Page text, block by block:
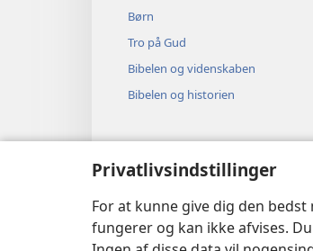
Privatlivsindstillinger
For at kunne give dig den
fungerer og kan ikke afvises.
Børn
Tro på Gud
Bibelen og videnskaben
Bibelen og historien